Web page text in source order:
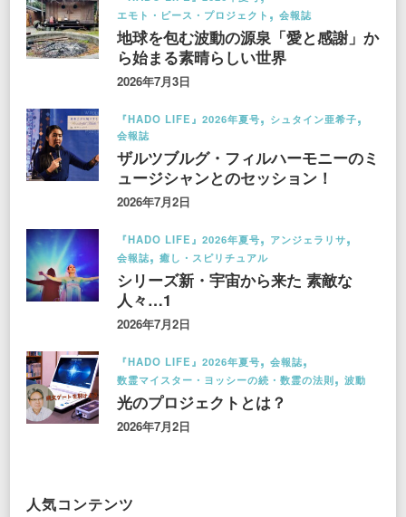
エモト・ピース・プロジェクト
会報誌
地球を包む波動の源泉「愛と感謝」か
ら始まる素晴らしい世界
2026年7月3日
『HADO LIFE』2026年夏号
シュタイン亜希子
会報誌
ザルツブルグ・フィルハーモニーのミ
ュージシャンとのセッション！
2026年7月2日
『HADO LIFE』2026年夏号
アンジェラリサ
会報誌
癒し・スピリチュアル
シリーズ新・宇宙から来た 素敵な
人々…1
2026年7月2日
『HADO LIFE』2026年夏号
会報誌
数霊マイスター・ヨッシーの続・数霊の法則
波動
光のプロジェクトとは？
2026年7月2日
人気コンテンツ